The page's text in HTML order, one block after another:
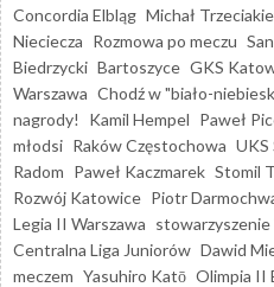
Concordia Elbląg Michał
Nieciecza Rozmowa po meczu
Biedrzycki Bartoszyce GKS
Warszawa Chodź w "biało-
nagrody!
Kamil Hempel Paweł
młodsi Raków Częstochowa UKS
Radom Paweł Kaczmarek Stomil
Rozwój Katowice Piotr
Legia II Warszawa
Centralna Liga Juniorów Dawid
meczem Yasuhiro Katō Olimpia II